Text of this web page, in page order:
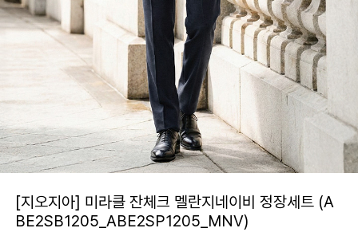
[지오지아] 미라클 잔체크 멜란지네이비 정장세트 (A
BE2SB1205_ABE2SP1205_MNV)